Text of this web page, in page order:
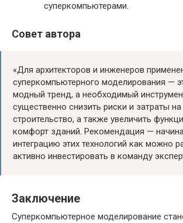
суперкомпьютерами.
Совет автора
«Для архитекторов и инженеров
суперкомпьютерного моделирования —
модный тренд, а необходимый
существенно снизить риски и затраты на
строительство, а также увеличить
комфорт зданий. Рекомендация —
интеграцию этих технологий как можно
активно инвестировать в команду
Заключение
Суперкомпьютерное моделирование